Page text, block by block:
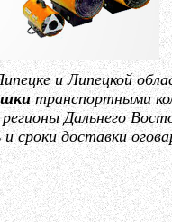
и Липецкой
транспортными
Дальнего
сроки доставки